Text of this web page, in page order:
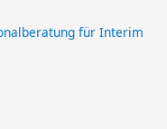
für Interim